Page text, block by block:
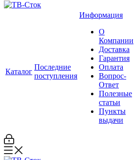
Каталог
Последние
поступления
Информация
О
Компании
Доставка
Гарантия
Оплата
Вопрос-
Ответ
Полезные
статьи
Пункты
выдачи